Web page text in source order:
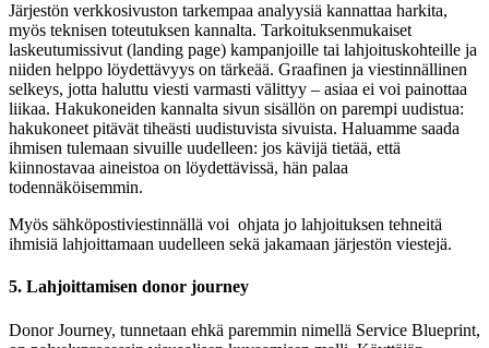
Järjestön verkkosivuston tarkempaa analyysiä kannattaa harkita,
myös teknisen toteutuksen kannalta. Tarkoituksenmukaiset
laskeutumissivut (landing page) kampanjoille tai lahjoituskohteille ja
niiden helppo löydettävyys on tärkeää. Graafinen ja viestinnällinen
selkeys, jotta haluttu viesti varmasti välittyy – asiaa ei voi painottaa
liikaa. Hakukoneiden kannalta sivun sisällön on parempi uudistua:
hakukoneet pitävät tiheästi uudistuvista sivuista. Haluamme saada
ihmisen tulemaan sivuille uudelleen: jos kävijä tietää, että
kiinnostavaa aineistoa on löydettävissä, hän palaa
todennäköisemmin.
Myös sähköpostiviestinnällä voi ohjata jo lahjoituksen tehneitä
ihmisiä lahjoittamaan uudelleen sekä jakamaan järjestön viestejä.
5. Lahjoittamisen donor journey
Donor Journey, tunnetaan ehkä paremmin nimellä Service Blueprint,